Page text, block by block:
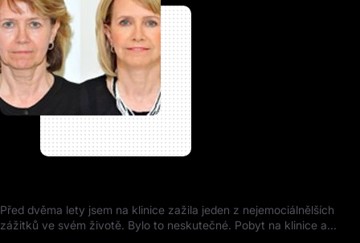
Před dvěma lety jsem na klinice zažila jeden z nejemociálnělších
zážitků ve svém životě. Bylo to neskutečné. Pobyt na klinice a...